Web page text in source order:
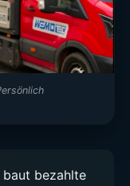
baut bezahlte